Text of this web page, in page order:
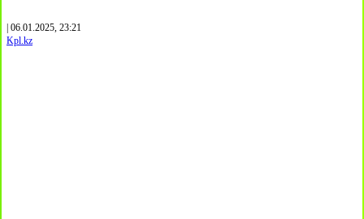
| 06.01.2025, 23:21
Kpl.kz